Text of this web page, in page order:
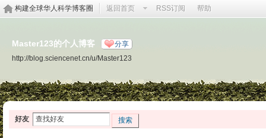
构建全球华人科学博客圈 返回首页 RSS订阅 帮助
Master123的个人博客 分享
http://blog.sciencenet.cn/u/Master123
好友 搜索